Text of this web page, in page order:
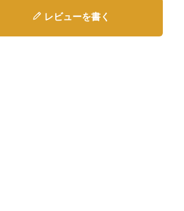
レビューを書く